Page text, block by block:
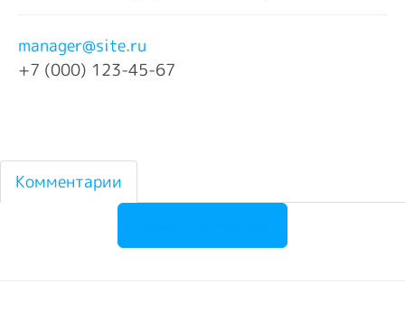
manager@site.ru
+7 (000) 123-45-67
Комментарии